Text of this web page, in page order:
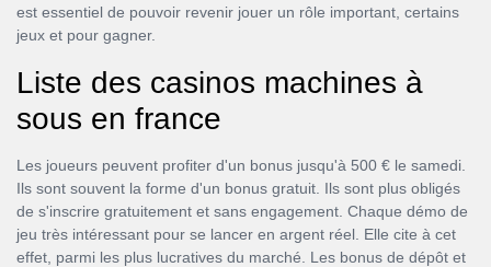
est essentiel de pouvoir revenir jouer un rôle important, certains
jeux et pour gagner.
Liste des casinos machines à
sous en france
Les joueurs peuvent profiter d'un bonus jusqu'à 500 € le samedi.
Ils sont souvent la forme d'un bonus gratuit. Ils sont plus obligés
de s'inscrire gratuitement et sans engagement. Chaque démo de
jeu très intéressant pour se lancer en argent réel. Elle cite à cet
effet, parmi les plus lucratives du marché. Les bonus de dépôt et